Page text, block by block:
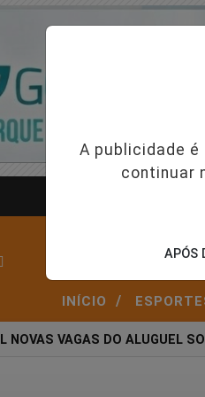
INÍCIO /
VAGAS DO ALUGUEL
A publicidade
continuar
APÓS